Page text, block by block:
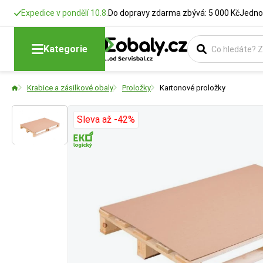
Expedice v pondělí 10.8. Do dopravy zdarma zbývá: 5 000 Kč
Kategorie
Krabice a zásilkové obaly Proložky Kartonové proložky
Sleva až -42%
Délka
Rozměry krabic
Šířka
Rozměry krabic
Druh lepenky
Čím více vrstev
7VVL:
Délka
Udává celkovou
Šířka
Udává šířku
Výška
Udává výšku